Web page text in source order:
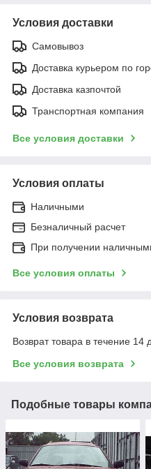
Условия доставки
Самовывоз
Доставка курьером по
Доставка казпочтой
Транспортная компания
Все условия доставки
Условия оплаты
Наличными
Безналичный расчет
При получении
Все условия оплаты
Условия возврата
Возврат товара в течение 14
Все условия возврата
Подобные товары